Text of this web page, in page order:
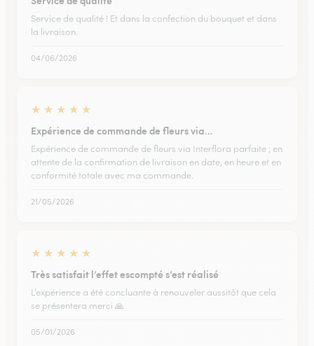
Service de qualité ! Et dans la confection du bouquet et dans
la livraison.
04/06/2026
★ ★ ★ ★ ★
Expérience de commande de fleurs via…
Expérience de commande de fleurs via Interflora parfaite ; en
attente de la confirmation de livraison en date, en heure et en
conformité totale avec ma commande.
21/05/2026
★ ★ ★ ★ ★
Très satisfait l’effet escompté s’est réalisé
L’expérience a été concluante à renouveler aussitôt que cela
se présentera merci 🙏
05/01/2026